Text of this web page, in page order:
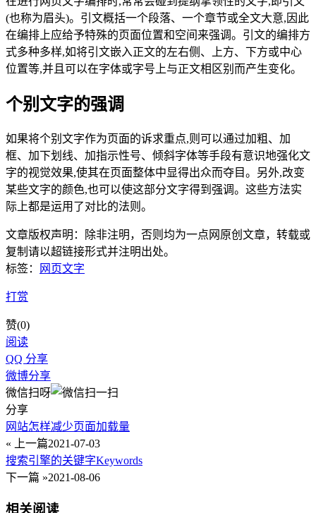
(也称为眉头)。引文概括一个段落、一个章节或全文大意,因此
在编排上应给予特殊的页面位置和空间来强调。引文的编排方
式多种多样,如将引文嵌入正文的左右侧、上方、下方或中心
位置等,并且可以在字体或字号上与正文相区别而产生变化。
个别文字的强调
如果将个别文字作为页面的诉求重点,则可以通过加粗、加
框、加下划线、加指示性号、倾斜字体等手段有意识地强化文
字的视觉效果,使其在页面整体中显得出众而夺目。另外,改变
某些文字的颜色,也可以使这部分文字得到强调。这些方法实
际上都是运用了对比的法则。
文章版权声明：除非注明，否则均为一点网 原创文章，转载或
复制请以超链接形式并注明出处。
标签：
网页文字
打赏
赞(0)
阅读
QQ 分享
微博分享
微信扫呀
分享
网站怎样减少页面加载量
« 上一篇2021-07-03
搜索引擎的关键字Keywords
下一篇 »2021-08-06
相关阅读